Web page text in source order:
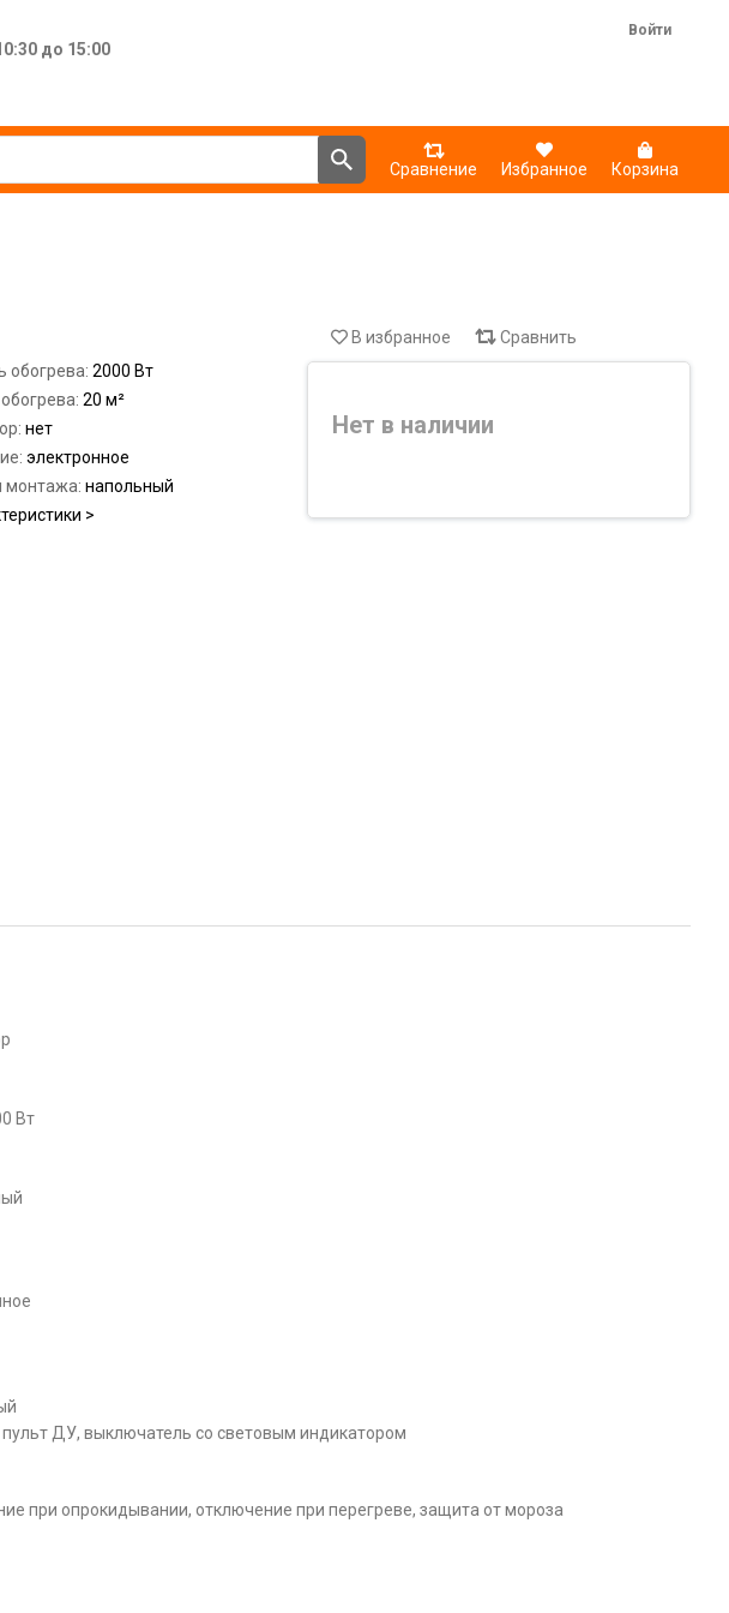
до 15:00
Войти
Сравнение Избранное Корзина
обогрева: 2000 Вт
20 м²
нет
электронное
монтажа: напольный
>
В избранное Сравнить
Нет в наличии
Вт
пульт ДУ, выключатель со световым индикатором
при опрокидывании, отключение при перегреве, защита от мороза